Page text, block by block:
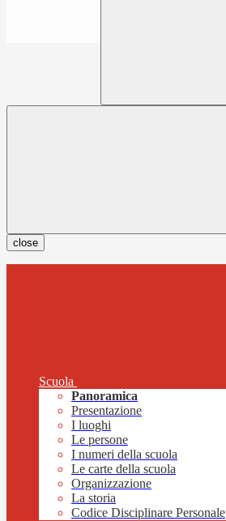
close
Scuola
Panoramica
Presentazione
I luoghi
Le persone
I numeri della scuola
Le carte della scuola
Organizzazione
La storia
Codice Disciplinare Personale